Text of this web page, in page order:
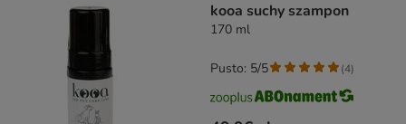
kooa suchy szampon
170 ml
Pusto: 5/5 (4)